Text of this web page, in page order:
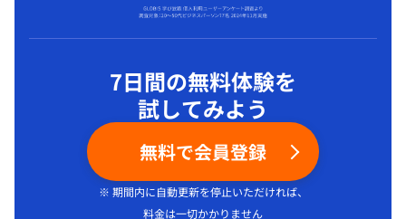
7日間の無料体験を
試してみよう
無料で会員登録
※ 期間内に自動更新を停止いただければ、
料金は一切かかりません